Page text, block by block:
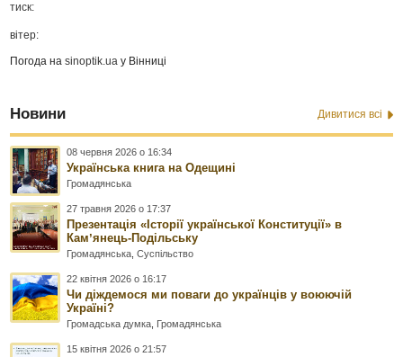
тиск:
вітер:
Погода наsinoptik.ua у Вінниці
Новини Дивитися всі
08 червня 2026 о 16:34
Українська книга на Одещині
Громадянська
27 травня 2026 о 17:37
Презентація «Історії української Конституції» в
Камʼянець-Подільську
Громадянська ,Суспільство
22 квітня 2026 о 16:17
Чи діждемося ми поваги до українців у воюючій
Україні?
Громадська думка Громадянська
15 квітня 2026 о 21:57